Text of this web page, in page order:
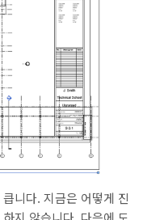
니다. 지금은 어떻게 진